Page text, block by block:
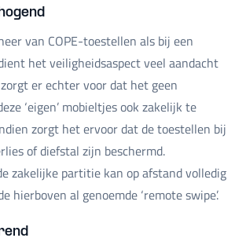
van COPE-toestellen als bij een
het veiligheidsaspect veel aandacht
er echter voor dat het geen
‘eigen’ mobieltjes ook zakelijk te
zorgt het ervoor dat de toestellen bij
of diefstal zijn beschermd.
zakelijke partitie kan op afstand volledig
hierboven al genoemde ‘remote swipe’.